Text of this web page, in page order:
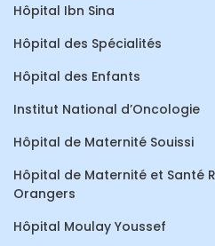
Hôpital Ibn Sina
Hôpital des Spécialités
Hôpital des Enfants
Institut National d’Oncologie
Hôpital de Maternité Souissi
Hôpital de Maternité et Santé
Orangers
Hôpital Moulay Youssef